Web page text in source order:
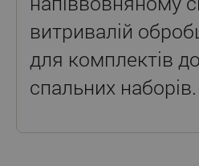
витривалій
для комплектів
спальних наборів.